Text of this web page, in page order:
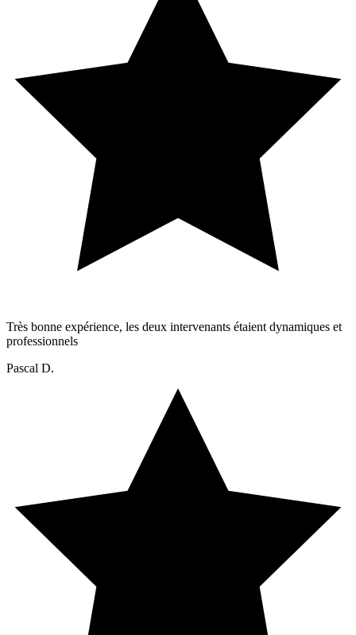
Très bonne expérience, les deux intervenants étaient dynamiques et
professionnels
Pascal D.